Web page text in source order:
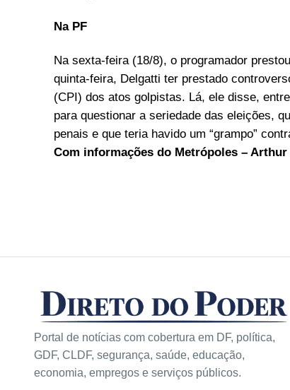
Na PF
Na sexta-feira (18/8), o programador
quinta-feira, Delgatti ter prestado
(CPI) dos atos golpistas. Lá, ele disse,
para questionar a seriedade das eleições,
penais e que teria havido um “grampo”
Com informações do Metrópoles – Arthur
Portal de notícias com cobertura em DF, política,
GDF, CLDF, segurança, saúde, educação,
economia, empregos e serviços públicos.